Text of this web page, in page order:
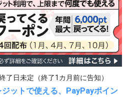
特典などを見る
年9月30日（水）
定決済クーポン
了日未定（終了1カ月前に告知）
ットで使える、PayPayポイン